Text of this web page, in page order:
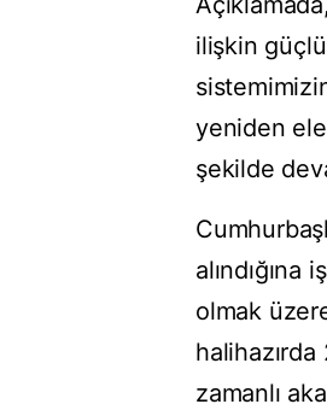
ilişkin
yeniden
şekilde
olmak
zamanlı